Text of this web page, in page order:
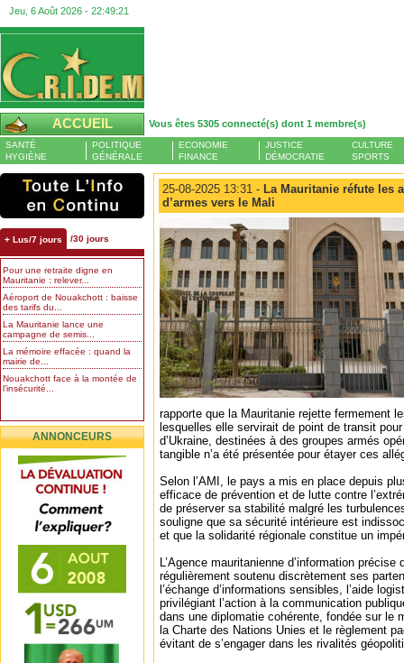
Jeu, 6 Août 2026 - 22:49:22
ACCUEIL Vous êtes 5305 connecté(s) dont 1 membre(s)
SANTÉ
HYGIÈNE
POLITIQUE
GÉNÉRALE
ECONOMIE
FINANCE
JUSTICE
DÉMOCRATIE
CULTURE
SPORTS
+ Lus/7 jours /30 jours
Pour une retraite digne en
Mauritanie : relever...
Aéroport de Nouakchott : baisse
des tarifs du...
La Mauritanie lance une
campagne de semis...
La mémoire effacée : quand la
mairie de...
Nouakchott face à la montée de
l’insécurité...
ANNONCEURS
25-08-2025 13:31 - La Mauritanie réfute les
d’armes vers le Mali
rapporte que la Mauritanie rejette fermement
lesquelles elle servirait de point de transit
d’Ukraine, destinées à des groupes armés
tangible n’a été présentée pour étayer ces
Selon l’AMI, le pays a mis en place depuis
efficace de prévention et de lutte contre
de préserver sa stabilité malgré les
souligne que sa sécurité intérieure est
et que la solidarité régionale constitue un
L’Agence mauritanienne d’information précise
régulièrement soutenu discrètement ses
l’échange d’informations sensibles, l’aide
privilégiant l’action à la communication
dans une diplomatie cohérente, fondée sur le
la Charte des Nations Unies et le règlement
évitant de s’engager dans les rivalités